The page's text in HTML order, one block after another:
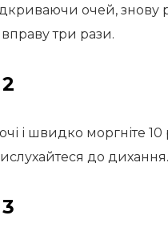
очей, знову
три рази.
і швидко моргніте 10
до дихання.